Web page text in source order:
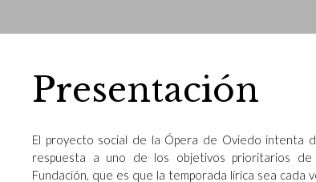
Presentación
El proyecto social de la Ópera de Oviedo intenta
respuesta a uno de los objetivos prioritarios de
Fundación, que es que la temporada lírica sea cada